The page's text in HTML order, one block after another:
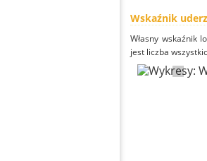
Wskaźnik
Własny wskaźnik
jest liczba